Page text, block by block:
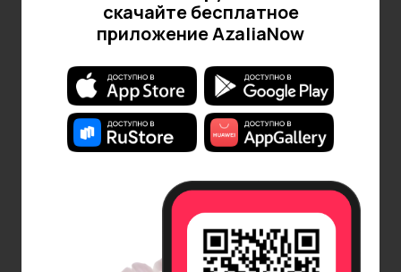
скачайте бесплатное
приложение AzaliaNow